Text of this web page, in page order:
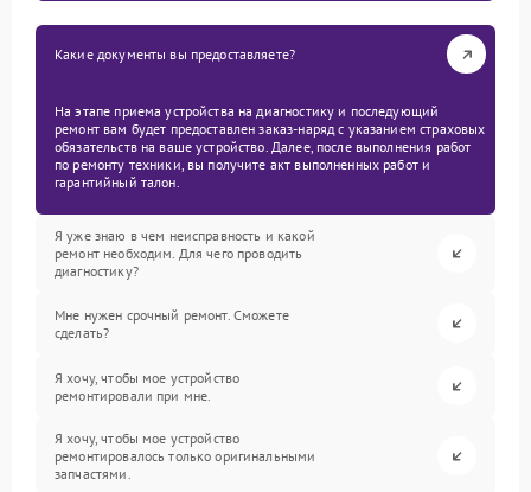
Какие документы вы предоставляете?
На этапе приема устройства на диагностику и последующий
ремонт вам будет предоставлен заказ-наряд с указанием страховых
обязательств на ваше устройство. Далее, после выполнения работ
по ремонту техники, вы получите акт выполненных работ и
гарантийный талон.
Я уже знаю в чем неисправность и какой
ремонт необходим. Для чего проводить
диагностику?
Мне нужен срочный ремонт. Сможете
сделать?
Я хочу, чтобы мое устройство
ремонтировали при мне.
Я хочу, чтобы мое устройство
ремонтировалось только оригинальными
запчастями.